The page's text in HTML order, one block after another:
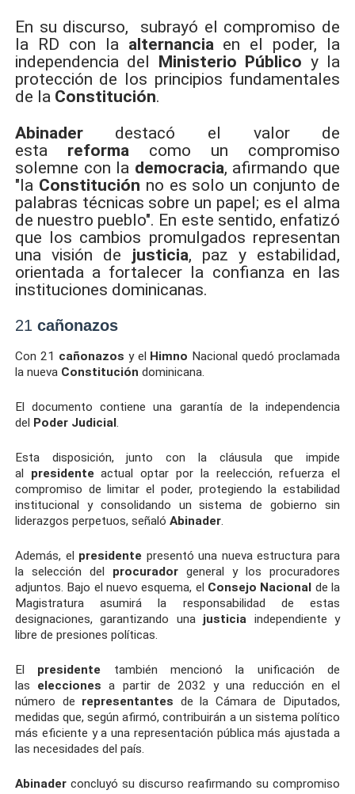
En su discurso, subrayó el compromiso de
la RD con la alternancia en el poder, la
independencia del Ministerio Público y la
protección de los principios fundamentales
de la Constitución.
Abinaderdestacó el valor de
esta reforma como un compromiso
solemne con la democracia, afirmando que
"la Constitución no es solo un conjunto de
palabras técnicas sobre un papel; es el alma
de nuestro pueblo". En este sentido, enfatizó
que los cambios promulgados representan
una visión de justicia, paz y estabilidad,
orientada a fortalecer la confianza en las
instituciones dominicanas.
21 cañonazos
Con 21 cañonazos y el Himno Nacional quedó proclamada
la nueva Constitución dominicana.
El documento contiene una garantía de la independencia
del Poder Judicial.
Esta disposición, junto con la cláusula que impide
al presidenteactual optar por la reelección, refuerza el
compromiso de limitar el poder, protegiendo la estabilidad
institucional y consolidando un sistema de gobierno sin
liderazgos perpetuos, señaló Abinader.
Además, el presidente presentó una nueva estructura para
la selección del procurador general y los procuradores
adjuntos. Bajo el nuevo esquema, el Consejo Nacional de la
Magistratura asumirá la responsabilidad de estas
designaciones, garantizando una justicia independiente y
libre de presiones políticas.
El presidente también mencionó la unificación de
las elecciones a partir de 2032 y una reducción en el
número de representantes de la Cámara de Diputados,
medidas que, según afirmó, contribuirán a un sistema político
más eficiente y a una representación pública más ajustada a
las necesidades del país.
Abinaderconcluyó su discurso reafirmando su compromiso